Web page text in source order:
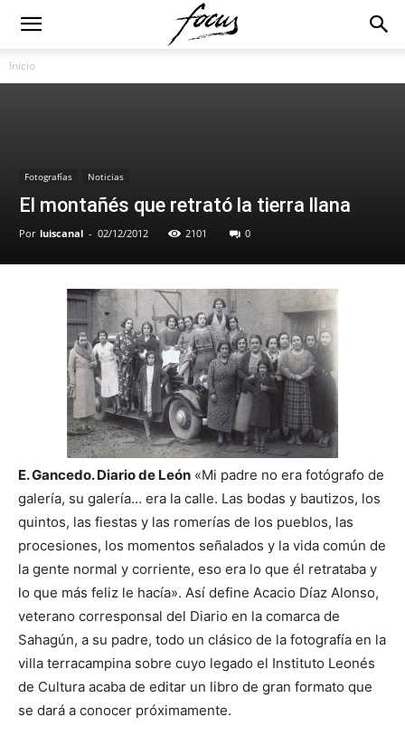
Inicio
Fotografías Noticias
El montañés que retrató la tierra llana
Por luiscanal - 02/12/2012 2101 0
E. Gancedo. Diario de León «Mi padre no era fotógrafo de
galería, su galería… era la calle. Las bodas y bautizos, los
quintos, las fiestas y las romerías de los pueblos, las
procesiones, los momentos señalados y la vida común de
la gente normal y corriente, eso era lo que él retrataba y
lo que más feliz le hacía». Así define Acacio Díaz Alonso,
veterano corresponsal del Diario en la comarca de
Sahagún, a su padre, todo un clásico de la fotografía en la
villa terracampina sobre cuyo legado el Instituto Leonés
de Cultura acaba de editar un libro de gran formato que
se dará a conocer próximamente.